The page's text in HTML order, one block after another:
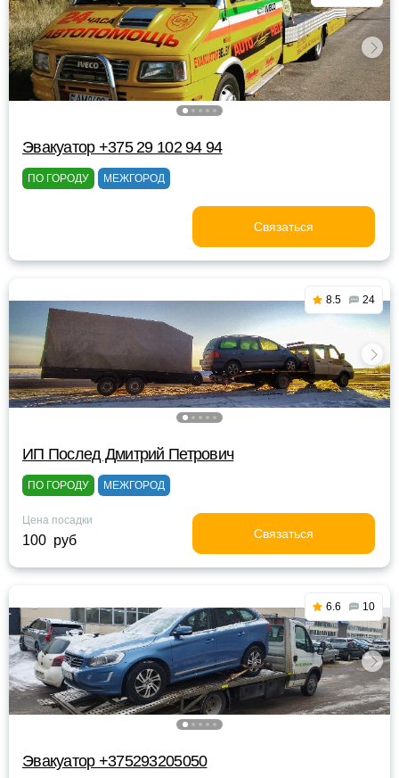
Эвакуатор +375 29 102 94 94
ПО ГОРОДУ МЕЖГОРОД
Связаться
8.5 24
ИП Послед Дмитрий Петрович
ПО ГОРОДУ МЕЖГОРОД
Цена посадки
100 руб Связаться
6.6 10
Эвакуатор +375293205050